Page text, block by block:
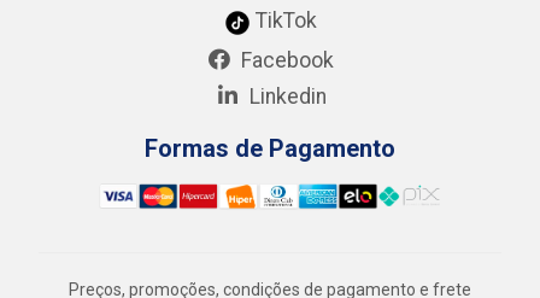
TikTok
Facebook
Linkedin
Formas de Pagamento
Preços, promoções, condições de pagamento e frete